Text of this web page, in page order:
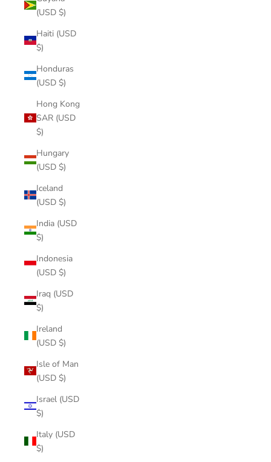
(USD $)
Haiti (USD
$)
Honduras
(USD $)
Hong Kong
SAR (USD
$)
Hungary
(USD $)
Iceland
(USD $)
India (USD
$)
Indonesia
(USD $)
Iraq (USD
$)
Ireland
(USD $)
Isle of Man
(USD $)
Israel (USD
$)
Italy (USD
$)